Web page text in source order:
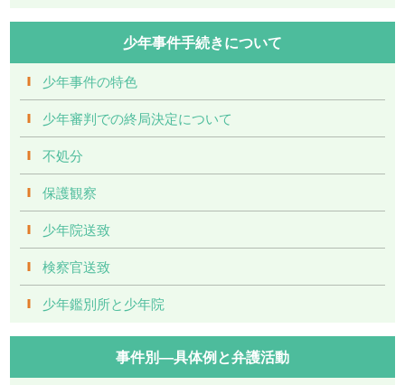
少年事件手続きについて
少年事件の特色
少年審判での終局決定について
不処分
保護観察
少年院送致
検察官送致
少年鑑別所と少年院
事件別―具体例と弁護活動